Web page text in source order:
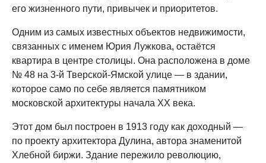
его жизненного пути, привычек и приоритетов.
Одним из самых известных объектов недвижимости,
связанных с именем Юрия Лужкова, остаётся
квартира в центре столицы. Она расположена в доме
№ 48 на 3-й Тверской-Ямской улице — в здании,
которое само по себе является памятником
московской архитектуры начала XX века.
Этот дом был построен в 1913 году как доходный —
по проекту архитектора Дулина, автора знаменитой
Хлебной биржи. Здание пережило революцию,